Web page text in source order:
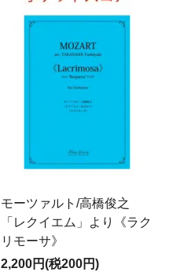
モーツァルト/高橋俊之
「レクイエム」より《ラク
リモーサ》
2,200円(税200円)